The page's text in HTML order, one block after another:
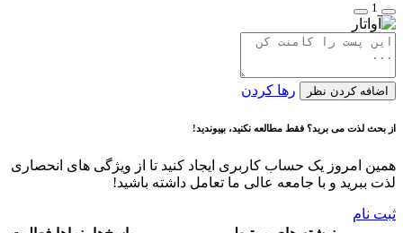
1
اضافه کردن نظر رها کردن
از بحث لذت می برید؟ فقط مطالعه نکنید، بپیوندید!
همین امروز یک حساب کاربری ایجاد کنید تا از ویژگی های انحصاری
لذت ببرید و با جامعه عالی ما تعامل داشته باشید!
ثبت نام